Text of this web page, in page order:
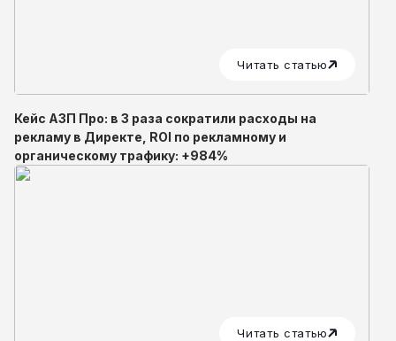
Читать статью
Кейс АЗП Про: в 3 раза сократили расходы на
рекламу в Директе, ROI по рекламному и
органическому трафику: +984%
Читать статью